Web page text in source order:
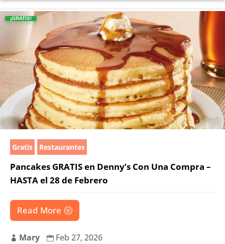
¡GRATIS!
Gratis Restaurantes
Pancakes GRATIS en Denny’s Con Una Compra –
HASTA el 28 de Febrero
Read More
 Mary  Feb 27, 2026